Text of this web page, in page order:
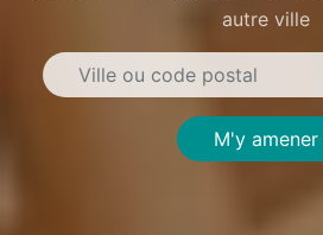
autre ville
M'y amener